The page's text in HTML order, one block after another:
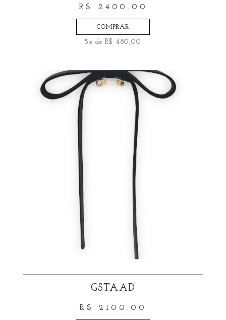
R$ 2400.00
COMPRAR
5x de R$ 480,00
GSTAAD
R$ 2100.00